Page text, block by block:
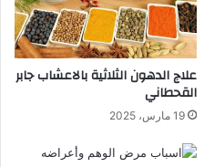
علاج الدهون الثلاثية بالاعشاب جابر
القحطاني
19 مارس، 2025